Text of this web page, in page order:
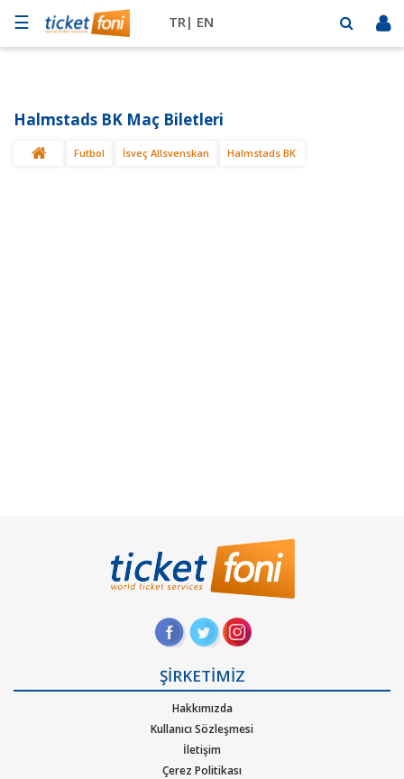
☰ TR| EN
Halmstads BK Maç Biletleri
Futbol İsveç Allsvenskan Halmstads BK
ŞİRKETİMİZ
Hakkımızda
Kullanıcı Sözleşmesi
İletişim
Çerez Politikası